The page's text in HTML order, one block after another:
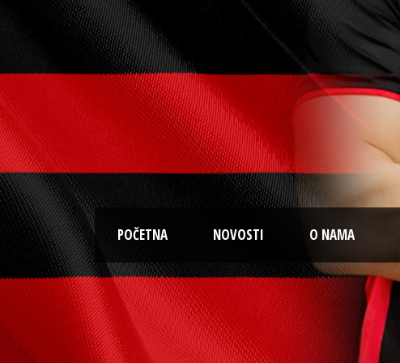
POČETNA NOVOSTI O NAMA